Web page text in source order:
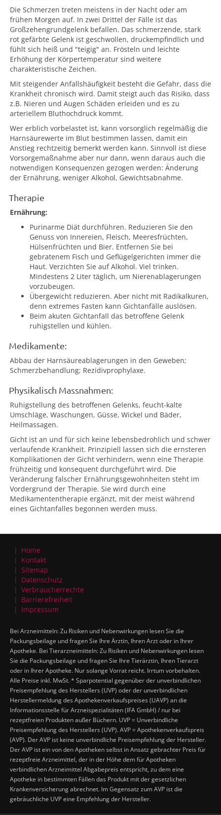
Die Schmerzen treten meistens in der Nacht oder am
frühen Morgen auf. In zwei Drittel der Fälle ist das
Großzehengrundgelenk befallen. Das schmerzende, stark
rot gefärbte Gelenk ist geschwollen, druckempfindlich und
fühlt sich heiß und "teigig" an. Frösteln und leichte
Erhöhung der Körpertemperatur sind weitere
charakteristische Zeichen.
Mit steigender Anfallshäufigkeit besteht die Gefahr, dass die
Krankheit chronisch wird. Damit steigt auch das Risiko, dass
z.B. Nieren und Augen Schäden erleiden und es zu
arteriellem Bluthochdruck kommt.
Wer erblich vorbelastet ist, kann vorsorglich regelmäßig die
Harnsäurewerte im Blut bestimmen lassen, damit ein
Anstieg rechtzeitig bemerkt werden kann. Sinnvoll ist diese
Vorsorgemaßnahme aber nur dann, wenn daraus auch die
notwendigen Konsequenzen gezogen werden: Änderung
der Ernährung, weniger Alkohol, Gewichtsabnahme.
Therapie
Ernährung:
Purinarme Diät durchführen. Reduzieren Sie den
Genuss von Innereien, Fleisch, Meeresfrüchten,
Hülsenfrüchten und Bier. Entfernen Sie bei
gebratenem Fisch und Geflügelgerichten immer die
Haut. Verzichten Sie auf Alkohol. Viel trinken.
Mindestens 2 Liter täglich, um Nierenablagerungen
vorzubeugen.
Übergewicht reduzieren. Aber nicht mit Radikalkuren,
denn extremes Fasten kann Gichtanfälle auslösen.
Beim akuten Gichtanfall das betroffene Gelenk
ruhigstellen und kühlen.
Medikamente:
Abbau der Harnsäureablagerungen in den Geweben;
Schmerzbehandlung; Rezidivprophylaxe.
Physikalisch Massnahmen:
Ruhigstellung des betroffenen Gelenks, feucht-kalte
Umschläge, Waschungen, Güsse, Wickel und Bäder,
Heilmassagen.
Gicht ist an und für sich keine lebensbedrohlich und schwer
verlaufende Krankheit. Prinzipiell lassen sich die ernsteren
Komplikationen der Gicht verhindern, wenn eine Therapie
frühzeitig und konsequent durchgeführt wird. Die
Veränderung falscher Ernährungsgewohnheiten steht im
Vordergrund der Therapie. Sie wird durch eine
Medikamententherapie ergänzt, mit der meist während
eines Gichtanfalles begonnen werden muss.
Home
Kontakt
Sitemap
Datenschutz
Verbraucherrechte
Barrierefreiheit
Impressum
Bei Arzneimitteln: Zu Risiken und Nebenwirkungen lesen Sie die
Packungsbeilage und fragen Sie Ihre Ärztin, Ihren Arzt oder in Ihrer
Apotheke. Bei Tierarzneimitteln: Zu Risiken und Nebenwirkungen lesen
Sie die Packungsbeilage und fragen Sie Ihre Tierärztin, Ihren Tierarzt
oder in Ihrer Apotheke. Nur solange Vorrat reicht. Irrtum vorbehalten.
Alle Preise inkl. MwSt. * Sparpotential gegenüber der unverbindlichen
Preisempfehlung des Herstellers (UVP) oder der unverbindlichen
Herstellermeldung des Apothekenverkaufspreises (UAVP) an die
Informationsstelle für Arzneispezialitäten (IFA GmbH) / nur bei
rezeptfreien Produkten außer Büchern. UVP = Unverbindliche
Preisempfehlung des Herstellers (UVP). AVP = Apothekenverkaufspreis
(AVP). Der AVP ist keine unverbindliche Preisempfehlung der Hersteller.
Der AVP ist ein von den Apotheken selbst in Ansatz gebrachter Preis für
rezeptfreie Arzneimittel, der in der Höhe dem für Apotheken
verbindlichen Arzneimittel Abgabepreis entspricht, zu dem eine
Apotheke in bestimmten Fällen das Produkt mit der gesetzlichen
Krankenversicherung abrechnet. Im Gegensatz zum AVP ist die
gebräuchliche UVP eine Empfehlung der Hersteller.